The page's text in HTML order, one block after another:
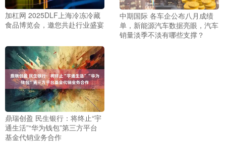
加杠网 2025DLF上海冷冻冷藏
食品博览会，邀您共赴行业盛宴
中期国际 各车企公布八月成绩
单，新能源汽车数据亮眼，汽车
销量淡季不淡有哪些支撑？
鼎瑞创盈 民生银行：将终止“宇
通生活”“华为钱包”第三方平台
基金代销业务合作